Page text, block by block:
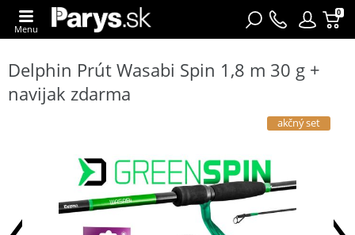
0
Menu
Delphin Prút Wasabi Spin 1,8 m 30 g +
navijak zdarma
akčný set